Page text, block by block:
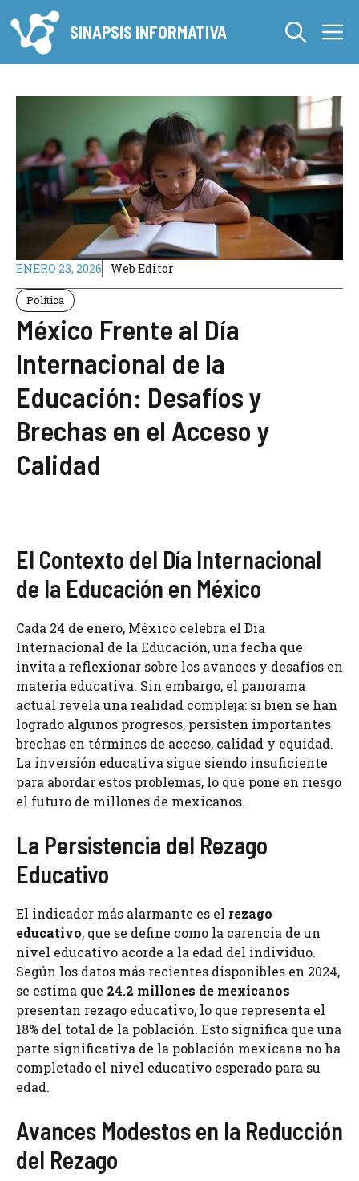
al
contenido
SINAPSIS INFORMATIVA
ENERO 23, 2026 Web Editor
Política
México Frente al Día
Internacional de la
Educación: Desafíos y
Brechas en el Acceso y
Calidad
El Contexto del Día Internacional
de la Educación en México
Cada 24 de enero, México celebra el Día
Internacional de la Educación, una fecha que
invita a reflexionar sobre los avances y desafíos en
materia educativa. Sin embargo, el panorama
actual revela una realidad compleja: si bien se han
logrado algunos progresos, persisten importantes
brechas en términos de acceso, calidad y equidad.
La inversión educativa sigue siendo insuficiente
para abordar estos problemas, lo que pone en riesgo
el futuro de millones de mexicanos.
La Persistencia del Rezago
Educativo
El indicador más alarmante es el rezago
educativo, que se define como la carencia de un
nivel educativo acorde a la edad del individuo.
Según los datos más recientes disponibles en 2024,
se estima que 24.2 millones de mexicanos
presentan rezago educativo, lo que representa el
18% del total de la población. Esto significa que una
parte significativa de la población mexicana no ha
completado el nivel educativo esperado para su
edad.
Avances Modestos en la Reducción
del Rezago